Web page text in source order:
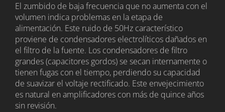
El zumbido de baja frecuencia que no aumenta con el
volumen indica problemas en la etapa de
alimentación. Este ruido de 50Hz característico
proviene de condensadores electrolíticos dañados en
el filtro de la fuente. Los condensadores de filtro
grandes (capacitores gordos) se secan internamente o
tienen fugas con el tiempo, perdiendo su capacidad
de suavizar el voltaje rectificado. Este envejecimiento
es natural en amplificadores con más de quince años
sin revisión.